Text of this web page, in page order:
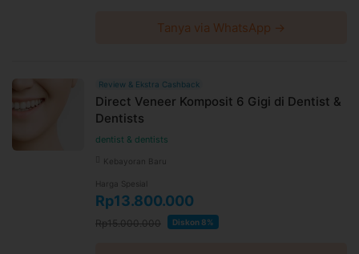
Tanya via WhatsApp →
Review & Ekstra Cashback
Direct Veneer Komposit 6 Gigi di Dentist &
Dentists
dentist & dentists
Kebayoran Baru
Harga Spesial
Rp13.800.000
Rp15.000.000 Diskon 8%